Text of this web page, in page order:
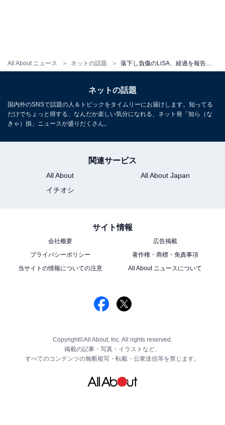
All About ニュース ネットの話題
ネットの話題
国内外のSNSで話題の人＆トピックをタイムリーにお届けします。知ってる
だけでちょっと得する、なんだか楽しい気分になれる、ネット発「知ら（な
きゃ）損」ニュースが盛りだくさん。
関連サービス
All About
All About Japan
イチオシ
サイト情報
会社概要
広告掲載
プライバシーポリシー
著作権・商標・免責事項
当サイトの情報についての注意
All About ニュースについて
Copyright©All About, Inc. All rights reserved.
掲載の記事・写真・イラストなど、
すべてのコンテンツの無断複写・転載・公衆送信等を禁じます。